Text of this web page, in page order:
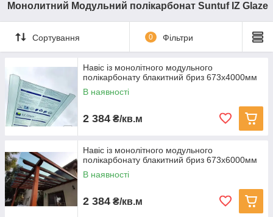
Монолитний Модульний полікарбонат Suntuf IZ Glaze
Сортування 0 Фільтри
Навіс із монолітного модульного
полікарбонату блакитний бриз 673х4000мм
В наявності
2 384 ₴/кв.м
Навіс із монолітного модульного
полікарбонату блакитний бриз 673х6000мм
В наявності
2 384 ₴/кв.м